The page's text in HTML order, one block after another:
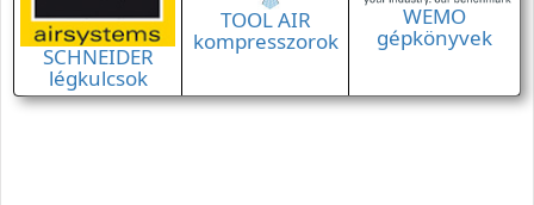
SCHNEIDER
légkulcsok
TOOL AIR
kompresszorok
WEMO
gépkönyvek